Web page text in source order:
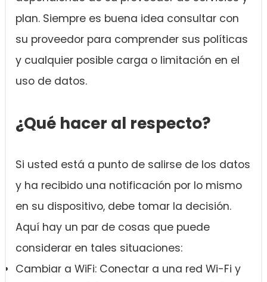
plan. Siempre es buena idea consultar con
su proveedor para comprender sus políticas
y cualquier posible carga o limitación en el
uso de datos.
¿Qué hacer al respecto?
Si usted está a punto de salirse de los datos
y ha recibido una notificación por lo mismo
en su dispositivo, debe tomar la decisión.
Aquí hay un par de cosas que puede
considerar en tales situaciones:
Cambiar a WiFi: Conectar a una red Wi-Fi y